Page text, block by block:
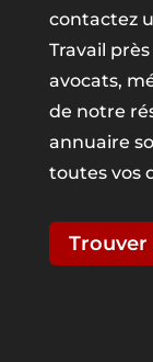
contactez
Travail
avocats,
de notre
annuaire
toutes vos